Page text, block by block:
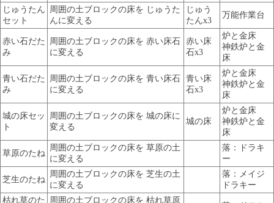
じゅうたん
セット
周囲の土ブロックの床を じゅうた
んに変える
じゅう
たんx3
万能作業台
赤い石だた
み
周囲の土ブロックの床を 赤い床石
に変える
赤い床
石x3
炉と金床
神鉄炉と金
床
青い石だた
み
周囲の土ブロックの床を 青い床石
に変える
青い床
石x3
炉と金床
神鉄炉と金
床
城の床セッ
ト
周囲の土ブロックの床を 城の床に
変える
城の床
炉と金床
神鉄炉と金
床
草原のたね
周囲の土ブロックの床を 草原の土
に変える
落：ドラキ
ー
芝生のたね
周囲の土ブロックの床を 芝生の土
に変える
落：メイジ
ドラキー
枯れ草のた
周囲の土ブロックの床を 枯れ草原